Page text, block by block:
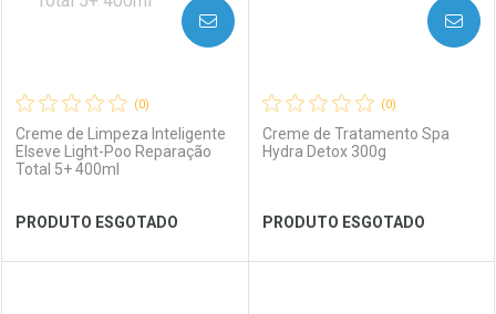
Ver Desconto Convênio Ver Desconto Convênio
(0)
Creme de Limpeza Inteligente
Elseve Light-Poo Reparação
Total 5+ 400ml
PRODUTO ESGOTADO
AVISE-ME
(0)
Creme de Tratamento Spa
Hydra Detox 300g
PRODUTO ESGOTADO
AVISE-ME